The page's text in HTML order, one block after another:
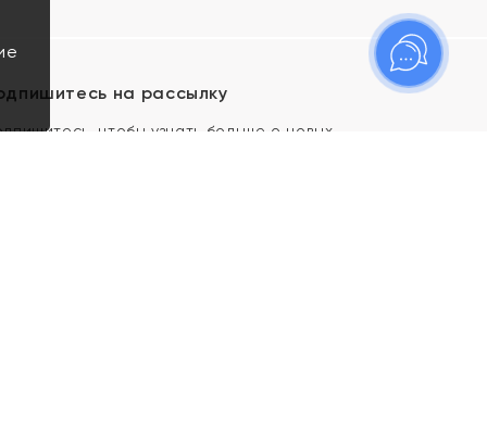
на рассылку
чтобы узнать больше о новых